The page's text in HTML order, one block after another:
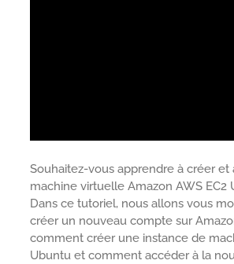
Souhaitez-vous apprendre à créer et
machine virtuelle Amazon AWS EC2
Dans ce tutoriel, nous allons vous
créer un nouveau compte sur
comment créer une instance de
Ubuntu et comment accéder à la